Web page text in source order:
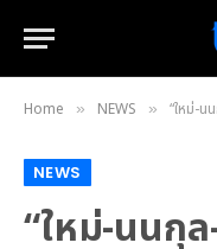
Home » NEWS » “ใหม่-นนกุล-วุ้น
NEWS
“ใหม่-นนกุ